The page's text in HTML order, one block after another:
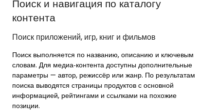
Поиск и навигация по каталогу
контента
Поиск приложений, игр, книг и фильмов
Поиск выполняется по названию, описанию и ключевым
словам. Для медиа‑контента доступны дополнительные
параметры — автор, режиссёр или жанр. По результатам
поиска выводятся страницы продуктов с основной
информацией, рейтингами и ссылками на похожие
позиции.